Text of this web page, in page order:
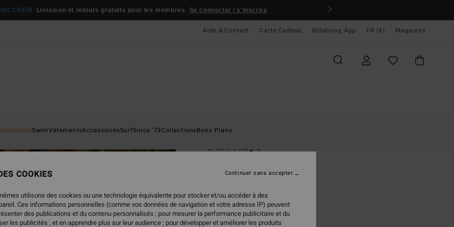
CREW Livraison et retours gratuits pour les membres Se connecter / s'inscrire
Aide & Contact Carte Cadeau Billabong App FR (€) Magasins
SwimVêtementsAccessoiresSurfSince '73CollectionsBons Plans
Sun Rays
48,97 €
BONS PLANS
COOKIES
utilisons des cookies ou une technologie équivalente pour stocker et/ou accéder à des
Ces informations personnelles (comme vos données de navigation et votre adresse IP) peuvent
des publications et du contenu personnalisés ; pour mesurer la performance publicitaire et du
les publicités ; et en apprendre plus sur leur audience ; pour développer et améliorer les produits
Continuer sans accepter